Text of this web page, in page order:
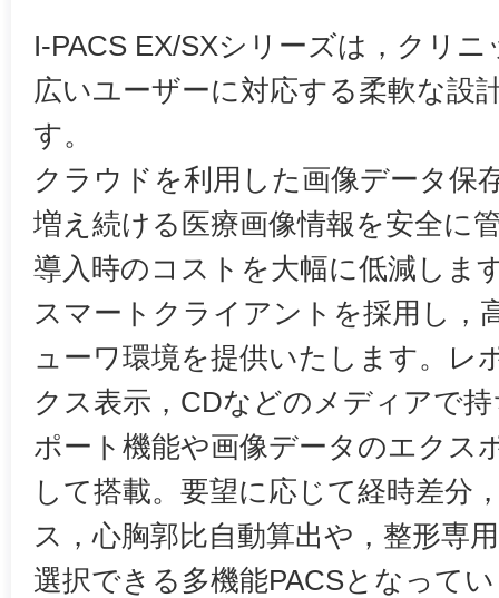
I-PACS EX/SXシリーズは，クリ
広いユーザーに対応する柔軟な設
す。
クラウドを利用した画像データ保
増え続ける医療画像情報を安全に
導入時のコストを大幅に低減しま
スマートクライアントを採用し，
ューワ環境を提供いたします。レ
クス表示，CDなどのメディアで
ポート機能や画像データのエクス
して搭載。要望に応じて経時差分
ス，心胸郭比自動算出や，整形専
選択できる多機能PACSとなって